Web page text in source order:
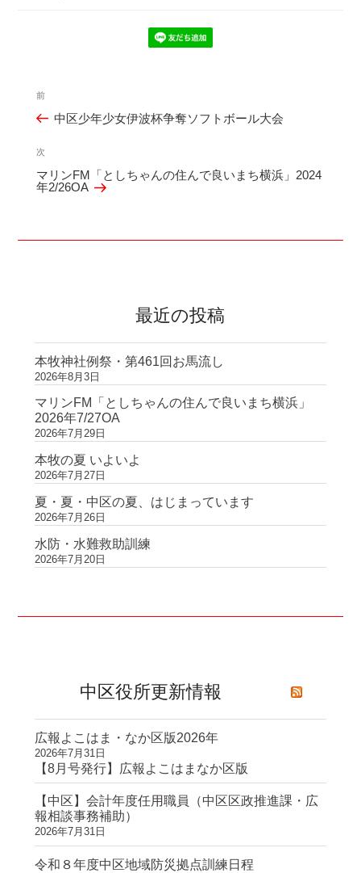
ビ
ゲ
ー
ョ
過
去
稿
前
中区少年少女伊波杯争奪ソフトボール大会
次
の
次
マリンFM「としちゃんの住んで良いまち横浜」2024
年2/26OA
最近の投稿
本牧神社例祭・第461回お馬流し
2026年8月3日
マリンFM「としちゃんの住んで良いまち横浜」
2026年7/27OA
2026年7月29日
本牧の夏 いよいよ
2026年7月27日
夏・夏・中区の夏、はじまっています
2026年7月26日
水防・水難救助訓練
2026年7月20日
中区役所更新情報
広報よこはま・なか区版2026年
2026年7月31日
【8月号発行】広報よこはまなか区版
【中区】会計年度任用職員（中区区政推進課・広
報相談事務補助）
2026年7月31日
令和８年度中区地域防災拠点訓練日程